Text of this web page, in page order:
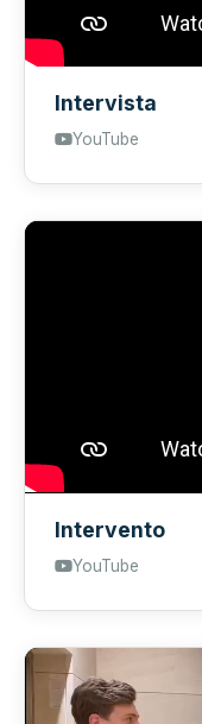
Intervista
YouTube
Intervento
YouTube